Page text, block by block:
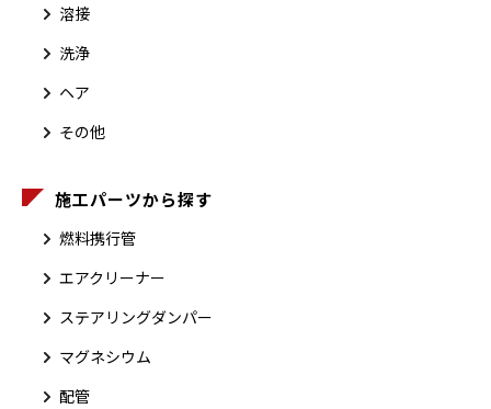
溶接
洗浄
ヘア
その他
施工パーツから探す
燃料携行管
エアクリーナー
ステアリングダンパー
マグネシウム
配管